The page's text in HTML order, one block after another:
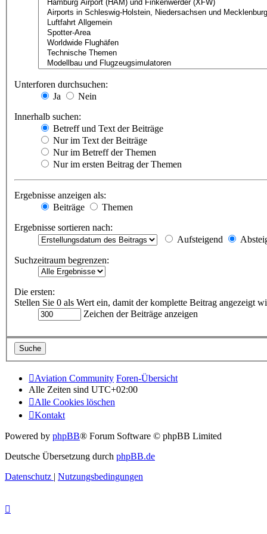
Unterforen durchsuchen:
Ja
Nein
Innerhalb suchen:
Betreff und Text der Beiträge
Nur im Text der Beiträge
Nur im Betreff der Themen
Nur im ersten Beitrag der Themen
Ergebnisse anzeigen als:
Beiträge
Themen
Ergebnisse sortieren nach:
Aufsteigend
Suchzeitraum begrenzen:
Die ersten:
Stellen Sie 0 als Wert ein, damit der komplette Beitrag angezeigt
Zeichen der Beiträge anzeigen
Aviation Community Foren-Übersicht
Alle Zeiten sind UTC+02:00
Alle Cookies löschen
Kontakt
Powered by phpBB® Forum Software © phpBB Limited
Deutsche Übersetzung durch phpBB.de
Datenschutz | Nutzungsbedingungen